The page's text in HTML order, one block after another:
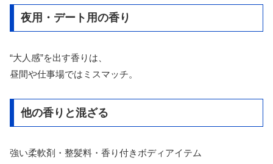
夜用・デート用の香り
“大人感”を出す香りは、
昼間や仕事場ではミスマッチ。
他の香りと混ざる
強い柔軟剤・整髪料・香り付きボディアイテム